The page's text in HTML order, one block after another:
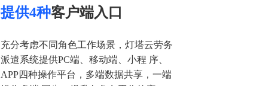
提供4种客户端入口
充分考虑不同角色工作场景，灯塔云劳务
派遣系统提供PC端、移动端、小程 序、
APP四种操作平台，多端数据共享，一端